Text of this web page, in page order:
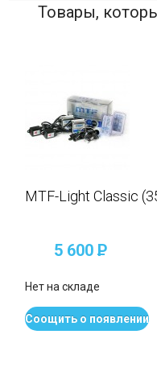
Товары,
MTF-Light Classic
5 600P
Нет на складе
Соощить о появлении